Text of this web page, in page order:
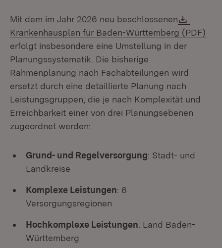
Mit dem im Jahr 2026 neu beschlossenen
Krankenhausplan für Baden-Württemberg (PDF)
erfolgt insbesondere eine Umstellung in der
Planungssystematik. Die bisherige
Rahmenplanung nach Fachabteilungen wird
ersetzt durch eine detaillierte Planung nach
Leistungsgruppen, die je nach Komplexität und
Erreichbarkeit einer von drei Planungsebenen
zugeordnet werden:
Grund- und Regelversorgung: Stadt- und
Landkreise
Komplexe Leistungen: 6
Versorgungsregionen
Hochkomplexe Leistungen: Land Baden-
Württemberg